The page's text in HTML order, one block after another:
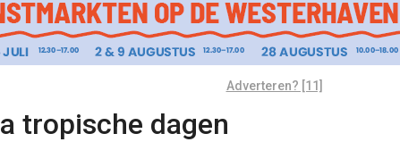
Adverteren? [11]
tropische dagen